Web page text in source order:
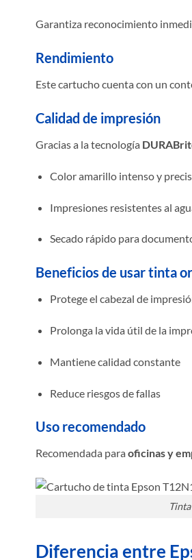
Garantiza reconocimiento
Rendimiento
Este cartucho cuenta con un
Calidad de impresión
Gracias a la tecnología
Color amarillo intenso y
Impresiones resistentes al
Secado rápido para
Beneficios de usar tinta
Protege el cabezal de
Prolonga la vida útil de la
Mantiene calidad constante
Reduce riesgos de fallas
Uso recomendado
Recomendada para oficinas y
Diferencia entre